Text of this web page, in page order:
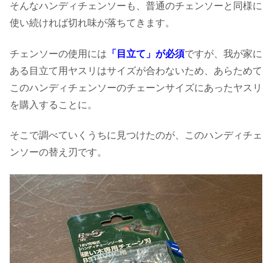
そんなハンディチェンソーも、普通のチェンソーと同様に
使い続ければ切れ味が落ちてきます。
チェンソーの使用には 「目立て」が必須ですが、我が家に
ある目立て用ヤスリはサイズが合わないため、あらためて
このハンディチェンソーのチェーンサイズにあったヤスリ
を購入することに。
そこで調べていくうちに見つけたのが、このハンディチェ
ンソーの替え刃です。